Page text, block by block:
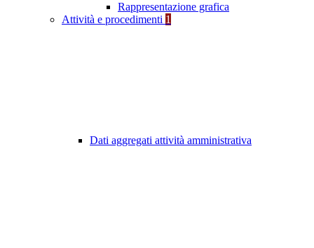
Rappresentazione grafica
Attività e procedimenti 1
Dati aggregati attività amministrativa